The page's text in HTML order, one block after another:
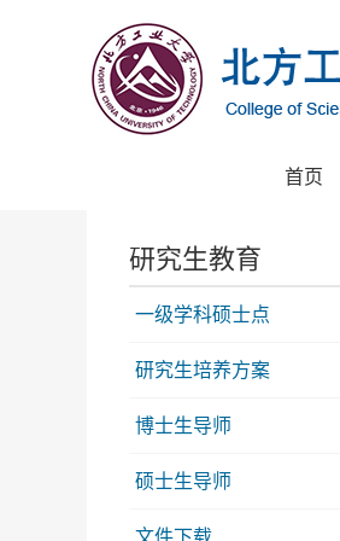
首页
研究生教育
一级学科硕士点
研究生培养方案
博士生导师
硕士生导师
文件下载